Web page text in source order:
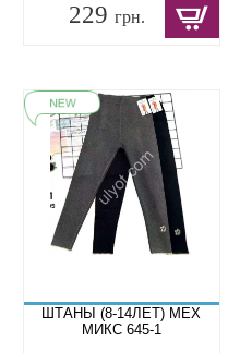
229грн.
ШТАНЫ (8-14ЛЕТ) МЕХ
МИКС 645-1